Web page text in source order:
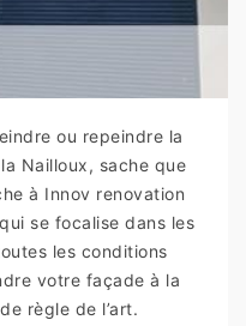
ou repeindre la
Nailloux, sache que
à Innov renovation
se focalise dans les
les conditions
votre façade à la
règle de l’art.